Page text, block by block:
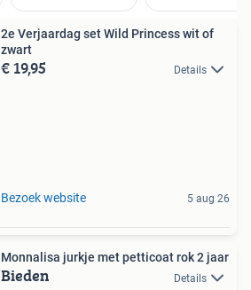
2e Verjaardag set Wild Princess wit of
zwart
€ 19,95 Details
Bezoek website 5 aug 26
Monnalisa jurkje met petticoat rok 2 jaar
Bieden Details